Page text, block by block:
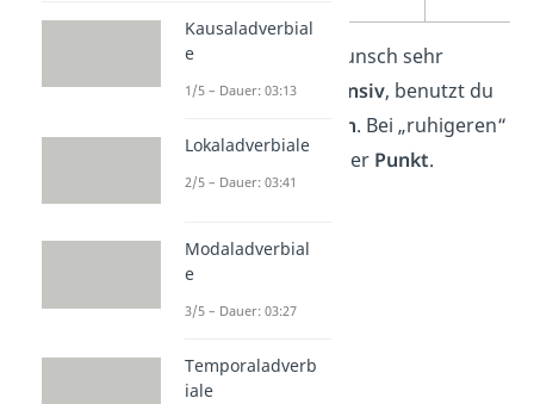
Wichtig:
Ist der Wunsch sehr
dringlichund intensiv, benutzt du
Ausrufezeichen. Bei „ruhigeren“
Wünschen reicht der Punkt.
Kausaladverbial
e
1/5 – Dauer: 03:13
Lokaladverbiale
2/5 – Dauer: 03:41
Modaladverbial
e
3/5 – Dauer: 03:27
Temporaladverb
iale